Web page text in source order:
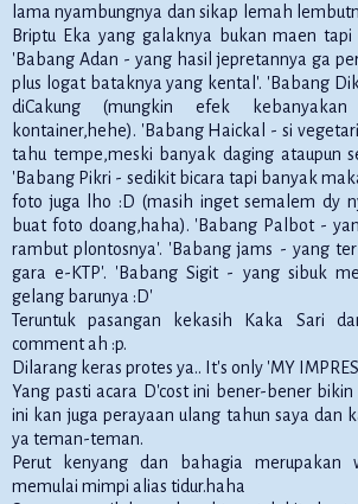
lama nyambungnya dan sikap lemah
Briptu Eka yang galaknya bukan maen
'Babang Adan - yang hasil jepretannya ga
plus logat bataknya yang kental'. 'Babang
diCakung (mungkin efek
kontainer,hehe). 'Babang Haickal - si
tahu tempe,meski banyak daging ataupun
'Babang Pikri - sedikit bicara tapi banyak
foto juga lho :D (masih inget semalem dy
buat foto doang,haha). 'Babang Palbot -
rambut plontosnya'. 'Babang jams - yang
gara e-KTP'. 'Babang Sigit - yang sibuk
gelang barunya :D'
Teruntuk pasangan kekasih Kaka Sari
comment ah :p.
Dilarang keras protes ya.. It's only 'MY
Yang pasti acara D'cost ini bener-bener
ini kan juga perayaan ulang tahun saya dan
ya teman-teman.
Perut kenyang dan bahagia merupakan
memulai mimpi alias tidur.haha